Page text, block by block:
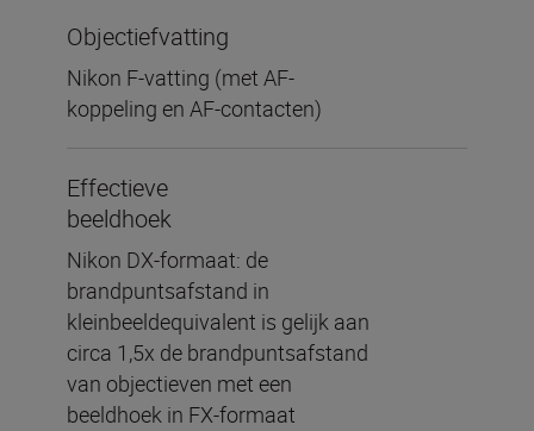
Objectiefvatting
Nikon F-vatting (met AF-
koppeling en AF-contacten)
Effectieve
beeldhoek
Nikon DX-formaat: de
brandpuntsafstand in
kleinbeeldequivalent is gelijk aan
circa 1,5x de brandpuntsafstand
van objectieven met een
beeldhoek in FX-formaat